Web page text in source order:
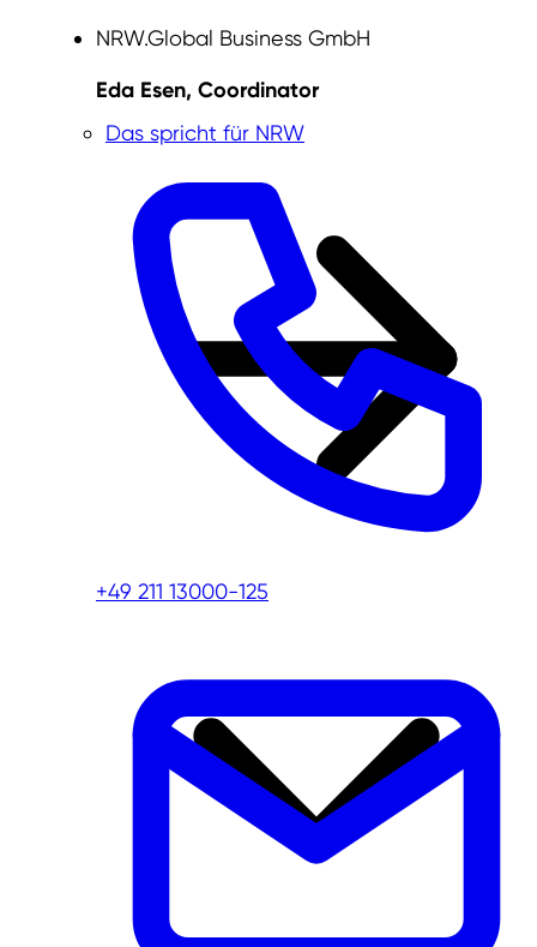
Das spricht für NRW
NRW.Global Business GmbH
Eda Esen, Coordinator
+49 211 13000-125